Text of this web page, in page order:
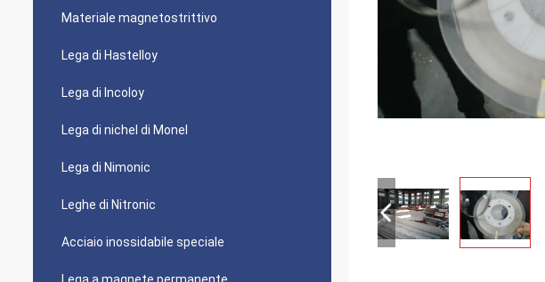
Materiale magnetostrittivo
Lega di Hastelloy
Lega di Incoloy
Lega di nichel di Monel
Lega di Nimonic
Leghe di Nitronic
Acciaio inossidabile speciale